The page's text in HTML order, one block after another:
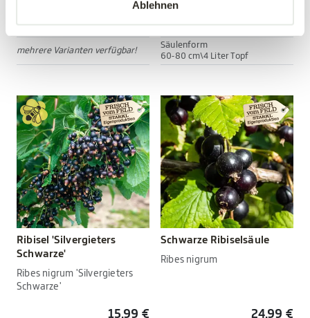
Ablehnen
34,90 €
mehrere Varianten verfügbar!
24,99 €
Säulenform
60-80 cm\4 Liter Topf
Ribisel 'Silvergieters
Schwarze'
Ribes nigrum 'Silvergieters
Schwarze'
15,99 €
Schwarze Ribiselsäule
Ribes nigrum
24,99 €